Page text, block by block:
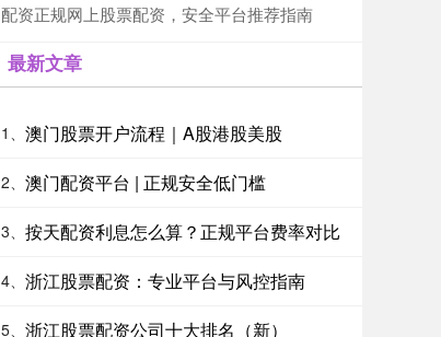
配资正规网上股票配资，安全平台推荐指南
最新文章
1、 澳门股票开户流程｜A股港股美股
2、 澳门配资平台 | 正规安全低门槛
3、 按天配资利息怎么算？正规平台费率对比
4、 浙江股票配资：专业平台与风控指南
5、 浙江股票配资公司十大排名（新）